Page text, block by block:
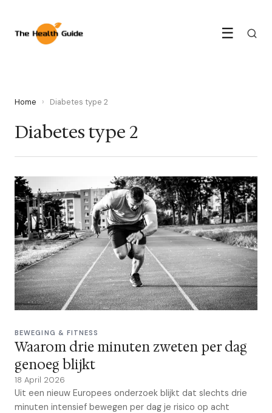
☰
Home › Diabetes type 2
Diabetes type 2
BEWEGING & FITNESS
Waarom drie minuten zweten per dag
genoeg blijkt
18 April 2026
Uit een nieuw Europees onderzoek blijkt dat slechts drie
minuten intensief bewegen per dag je risico op acht